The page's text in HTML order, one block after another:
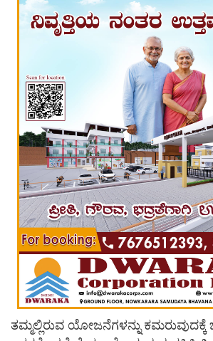
ತಮ್ಮಲ್ಲಿರುವ ಯೋಜನೆಗಳನ್ನು